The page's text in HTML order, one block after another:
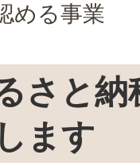
める事業
さと
ます